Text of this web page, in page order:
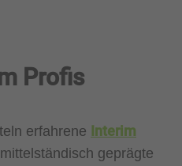
Profis
erfahrene Interim
geprägte